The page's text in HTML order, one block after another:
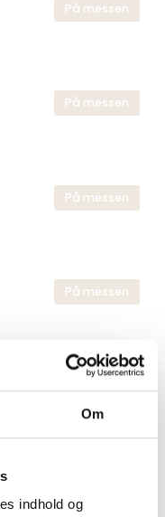
Om
indhold og
På messen
På messen
På messen
På messen